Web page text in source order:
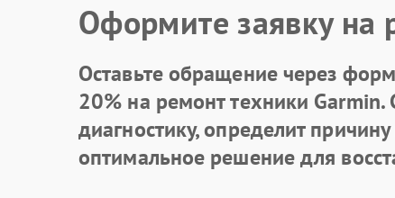
Оформите заявку на
Оставьте обращение через
20% на ремонт техники Garmin.
диагностику, определит
оптимальное решение для